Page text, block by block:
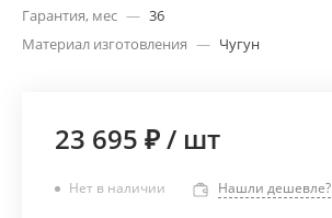
Гарантия, мес — 36
Материал изготовления — Чугун
23 695 ₽/ шт
Нет в наличии Нашли дешевле?